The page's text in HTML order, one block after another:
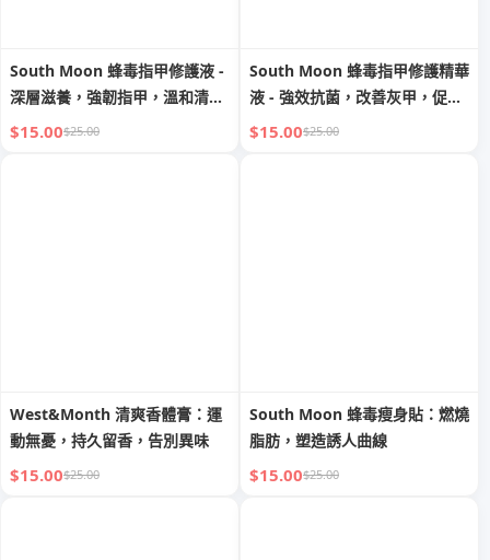
South Moon 蜂毒指甲修護液 -
深層滋養，強韌指甲，溫和清潔
護甲
$15.00$25.00
South Moon 蜂毒指甲修護精華
液 - 強效抗菌，改善灰甲，促進
健康指甲生長
$15.00$25.00
West&Month 清爽香體膏：運
動無憂，持久留香，告別異味
$15.00$25.00
South Moon 蜂毒瘦身貼：燃燒
脂肪，塑造誘人曲線
$15.00$25.00